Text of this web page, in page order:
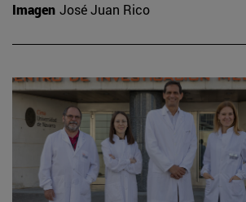
Imagen José Juan Rico